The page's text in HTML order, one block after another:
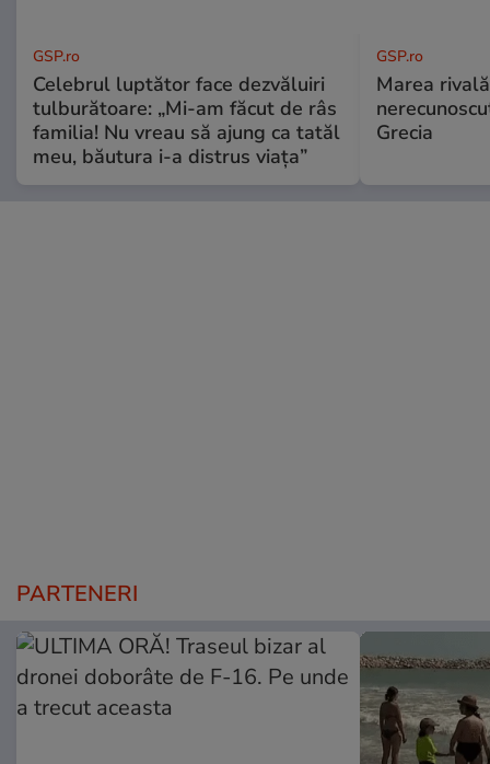
GSP.ro
Celebrul luptător face dezvăluiri
tulburătoare: „Mi-am făcut de râs
familia! Nu vreau să ajung ca tatăl
meu, băutura i-a distrus viața”
GSP.ro
Marea
Grecia
PARTENERI